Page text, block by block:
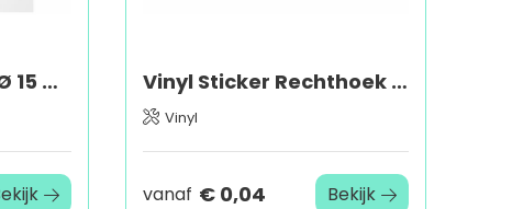
Vinyl Sticker Rond Ø 15 mm Vinyl Sticker Rechthoek 20x10mm
Vinyl
vanaf € 0,04 Bekijk